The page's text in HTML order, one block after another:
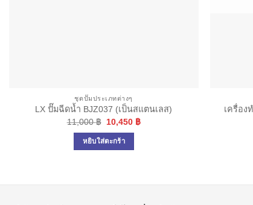
ชุดปั๊มประเภทต่างๆ
LX ปั๊มฉีดน้ำ BJZ037 (เป็นสแตนเลส)
11,000฿ Original
was:
11,000 ฿.
10,450 ฿Current
หยิบใส่ตะกร้า
เครื่อง